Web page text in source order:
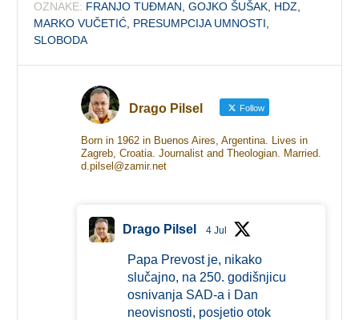
OZNAKE: FRANJO TUĐMAN ,GOJKO ŠUŠAK HDZ
MARKO VUČETIĆ PRESUMPCIJA UMNOSTI
SLOBODA
Drago Pilsel Follow
Born in 1962 in Buenos Aires, Argentina. Lives in
Zagreb, Croatia. Journalist and Theologian. Married.
d.pilsel@zamir.net
Drago Pilsel 4 Jul
Papa Prevost je, nikako
slučajno, na 250. godišnjicu
osnivanja SAD-a i Dan
neovisnosti, posjetio otok